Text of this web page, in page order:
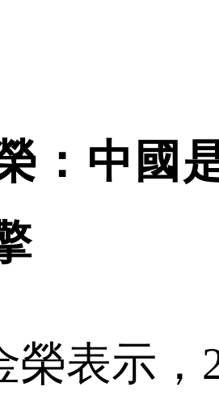
：中國
表示，